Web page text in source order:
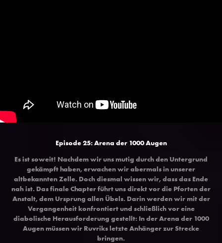
Episode 25: Arena der 1000 Augen
Es ist soweit! Nachdem wir uns mutig durch den Untergrund
gekämpft haben, erwachen wir abermals in unserer
altbekannten Zelle. Doch diesmal wissen wir, dass das Ende
nah ist. Das finale Chapter führt uns direkt vor die Pforten der
Anstalt, dem Ursprung allen Übels. Darin werden wir mit der
Vergangenheit konfrontiert und schließlich vor eine
diabolische Herausforderung gestellt: In der Arena der 1000
Augen müssen wir Ruvriks letzte Anhänger zur Strecke
bringen.